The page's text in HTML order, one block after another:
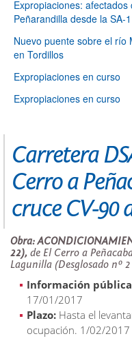
Expropiaciones:
Peñarandilla desde la SA-
Nuevo puente sobre el río
en Tordillos
Expropiaciones en curso
Expropiaciones en curso
Carretera
Cerro a
cruce CV-90
Obra:
22), de El Cerro a
Lagunilla (Desglosado nº
Información
17/01/2017
Plazo: Hasta el
ocupación. 1/02/2017